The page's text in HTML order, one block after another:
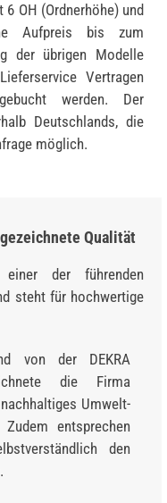
OH (Ordnerhöhe) und
Aufpreis bis zum
der übrigen Modelle
Vertragen
werden. Der
Deutschlands, die
möglich.
Qualität
der führenden
steht für hochwertige
von der DEKRA
die Firma
Umwelt-
entsprechen
den